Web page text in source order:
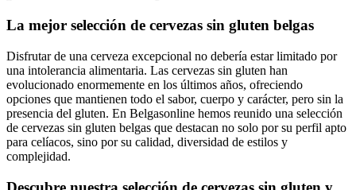
La mejor selección de cervezas sin gluten belgas
Disfrutar de una cerveza excepcional no debería estar limitado por
una intolerancia alimentaria. Las cervezas sin gluten han
evolucionado enormemente en los últimos años, ofreciendo
opciones que mantienen todo el sabor, cuerpo y carácter, pero sin la
presencia del gluten. En Belgasonline hemos reunido una selección
de cervezas sin gluten belgas que destacan no solo por su perfil apto
para celíacos, sino por su calidad, diversidad de estilos y
complejidad.